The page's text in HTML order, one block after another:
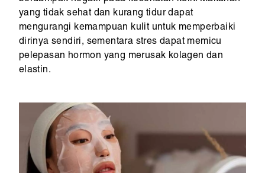
yang tidak sehat dan kurang tidur dapat
mengurangi kemampuan kulit untuk memperbaiki
dirinya sendiri, sementara stres dapat memicu
pelepasan hormon yang merusak kolagen dan
elastin.